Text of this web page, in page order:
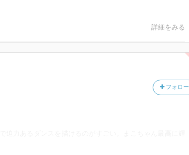
詳細をみる
フォロー